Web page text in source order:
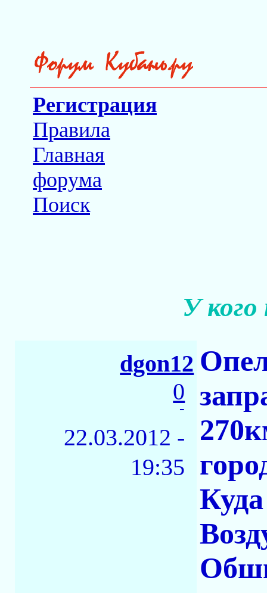
Регистрация
Правила
Главная
форума
Поиск
У кого
dgon12
0
-
22.03.2012 -
19:35